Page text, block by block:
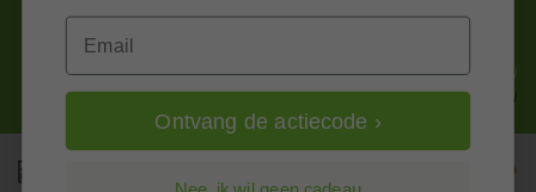
Alle prijzen zijn in EURO en excl. 21% BTW
wijzig naar incl. BTW
Email
Ontvang de actiecode ›